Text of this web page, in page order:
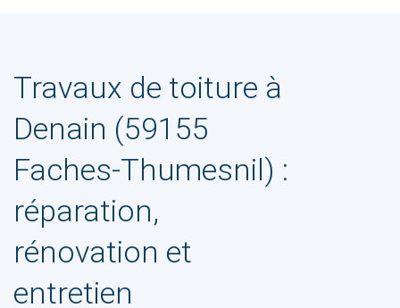
Travaux de toiture à
Denain (59155
Faches-Thumesnil) :
réparation,
rénovation et
entretien